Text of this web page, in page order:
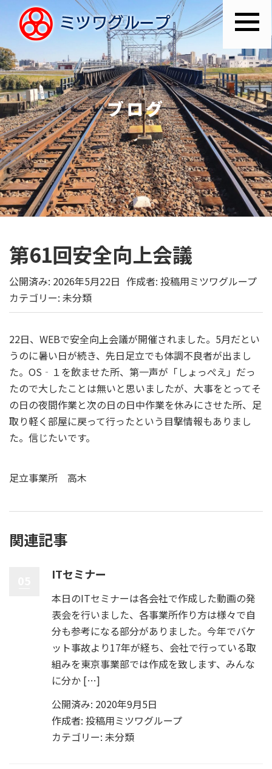
ブログ
第61回安全向上会議
公開済み: 2026年5月22日 作成者: 投稿用ミツワグループ
カテゴリー: 未分類
22日、WEBで安全向上会議が開催されました。5月だとい
うのに暑い日が続き、先日足立でも体調不良者が出まし
た。OS‐１を飲ませた所、第一声が「しょっぺえ」だっ
たので大したことは無いと思いましたが、大事をとってそ
の日の夜間作業と次の日の日中作業を休みにさせた所、足
取り軽く部屋に戻って行ったという目撃情報もありまし
た。信じたいです。
足立事業所 高木
関連記事
ITセミナー
本日のITセミナーは各会社で作成した動画の発
表会を行いました、各事業所作り方は様々で自
分も参考になる部分がありました。今年でバケ
ット事故より17年が経ち、会社で行っている取
組みを東京事業部では作成を致します、みんな
に分か […]
公開済み: 2020年9月5日
作成者: 投稿用ミツワグループ
カテゴリー: 未分類